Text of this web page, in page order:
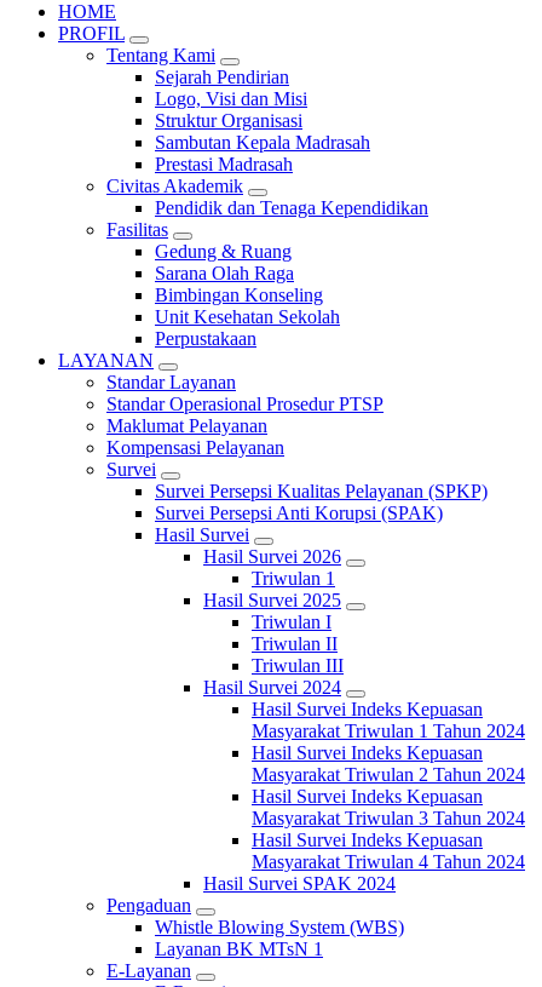
HOME
PROFIL
Tentang Kami
Sejarah Pendirian
Logo, Visi dan Misi
Struktur Organisasi
Sambutan Kepala Madrasah
Prestasi Madrasah
Civitas Akademik
Pendidik dan Tenaga Kependidikan
Fasilitas
Gedung & Ruang
Sarana Olah Raga
Bimbingan Konseling
Unit Kesehatan Sekolah
Perpustakaan
LAYANAN
Standar Layanan
Standar Operasional Prosedur PTSP
Maklumat Pelayanan
Kompensasi Pelayanan
Survei
Survei Persepsi Kualitas Pelayanan (SPKP)
Survei Persepsi Anti Korupsi (SPAK)
Hasil Survei
Hasil Survei 2026
Triwulan 1
Hasil Survei 2025
Triwulan I
Triwulan II
Triwulan III
Hasil Survei 2024
Hasil Survei Indeks Kepuasan
Masyarakat Triwulan 1 Tahun 2024
Hasil Survei Indeks Kepuasan
Masyarakat Triwulan 2 Tahun 2024
Hasil Survei Indeks Kepuasan
Masyarakat Triwulan 3 Tahun 2024
Hasil Survei Indeks Kepuasan
Masyarakat Triwulan 4 Tahun 2024
Hasil Survei SPAK 2024
Pengaduan
Whistle Blowing System (WBS)
Layanan BK MTsN 1
E-Layanan